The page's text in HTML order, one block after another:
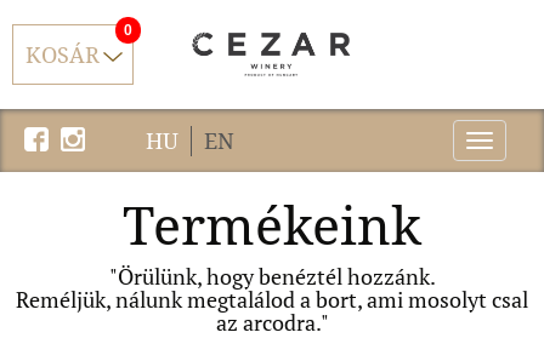
0
KOSÁR
HU EN Menu
Termékeink
"Örülünk, hogy benéztél hozzánk.
Reméljük, nálunk megtalálod a bort, ami mosolyt csal
az arcodra."